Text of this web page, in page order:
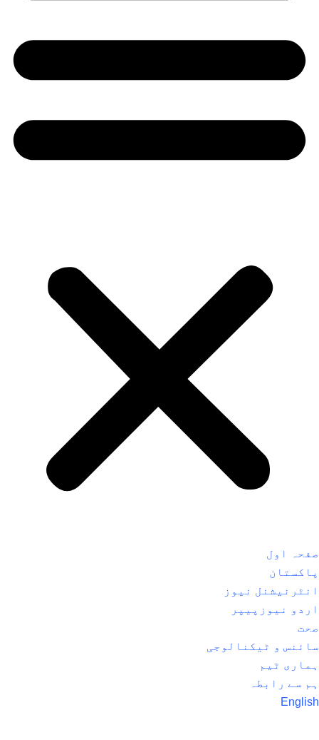
صفحہ اول
پاکستان
انٹرنیشنل نیوز
اردو نیوزپیپر
صحت
سائنس و ٹیکنالوجی
ہماری ٹیم
ہم سے رابطہ
English